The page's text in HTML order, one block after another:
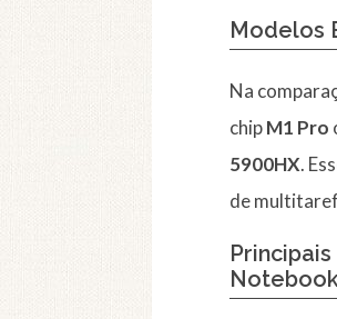
Modelos
Na
chipM1 Pro
5900HX.
de